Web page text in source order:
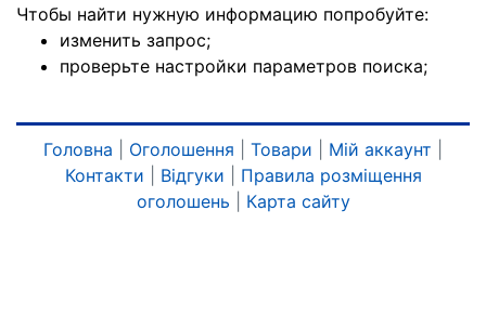
Чтобы найти нужную информацию попробуйте:
изменить запрос;
проверьте настройки параметров поиска;
Головна Оголошення Товари Мій аккаунт
Контакти
Відгуки
Правила розміщення
оголошень
Карта сайту